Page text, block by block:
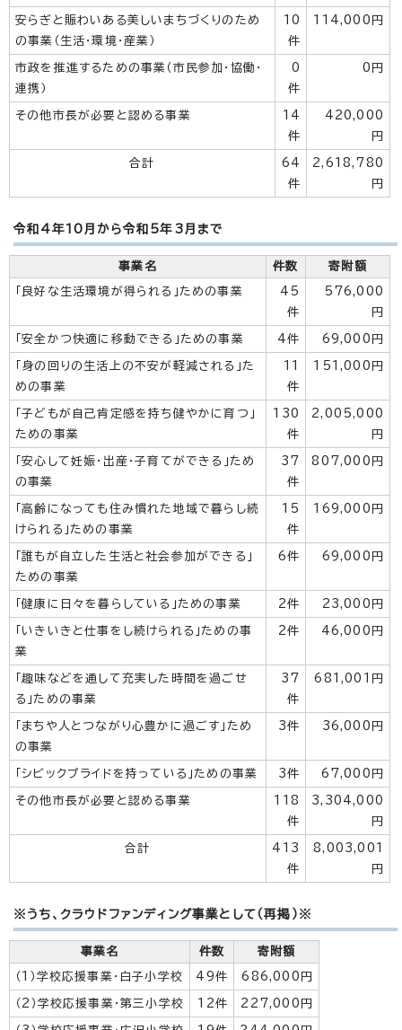
安らぎと賑わいある美しいまちづくりのため
の事業（生活・環境・産業）
10
件
114,000円
市政を推進するための事業（市民参加・協働・
連携）
0
件
0円
その他市長が必要と認める事業
14
件
420,000
円
合計
64
件
2,618,780
円
令和4年10月から令和5年3月まで
事業名 件数 寄附額
「良好な生活環境が得られる」ための事業
45
件
576,000
円
「安全かつ快適に移動できる」ための事業 4件 69,000円
「身の回りの生活上の不安が軽減される」た
めの事業
11
件
151,000円
「子どもが自己肯定感を持ち健やかに育つ」
ための事業
130
件
2,005,000
円
「安心して妊娠・出産・子育てができる」ため
の事業
37
件
807,000円
「高齢になっても住み慣れた地域で暮らし続
けられる」ための事業
15
件
169,000円
「誰もが自立した生活と社会参加ができる」
ための事業
6件 69,000円
「健康に日々を暮らしている」ための事業 2件 23,000円
「いきいきと仕事をし続けられる」ための事
業
2件 46,000円
「趣味などを通して充実した時間を過ごせ
る」ための事業
37
件
681,001円
「まちや人とつながり心豊かに過ごす」ため
の事業
3件 36,000円
「シビックプライドを持っている」ための事業 3件 67,000円
その他市長が必要と認める事業
118
件
3,304,000
円
合計
413
件
8,003,001
円
※うち、クラウドファンディング事業として（再掲）※
事業名 件数 寄附額
（1）学校応援事業・白子小学校 49件 686,000円
（2）学校応援事業・第三小学校 12件 227,000円